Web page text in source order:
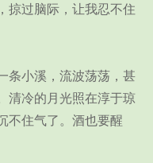
过脑际，让我忍不住
小溪，流波荡荡，甚
清冷的月光照在淳于琼
不住气了。酒也要醒